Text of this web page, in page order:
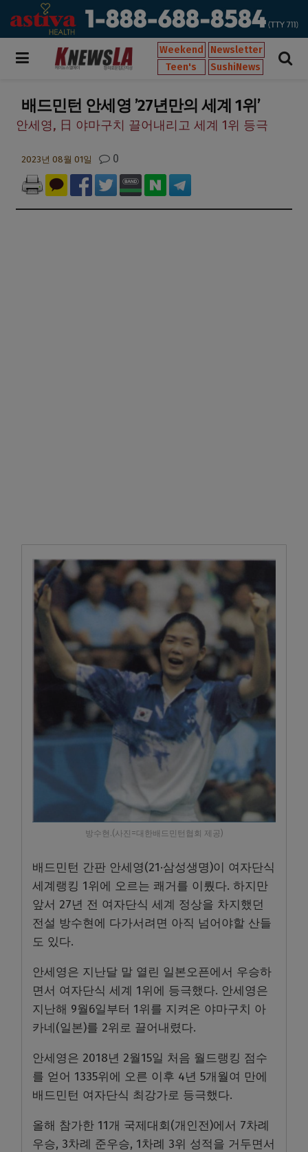
Weekend
Newsletter
Teen's
SushiNews
배드민턴 안세영 ’27년만의 세계 1위’
안세영, 日 야마구치 끌어내리고 세계 1위 등극
2023년 08월 01일 0
방수현.(사진=대한배드민턴협회 제공)
배드민턴 간판 안세영(21·삼성생명)이 여자단식
세계랭킹 1위에 오르는 쾌거를 이뤘다. 하지만
앞서 27년 전 여자단식 세계 정상을 차지했던
전설 방수현에 다가서려면 아직 넘어야할 산들
도 있다.
안세영은 지난달 말 열린 일본오픈에서 우승하
면서 여자단식 세계 1위에 등극했다. 안세영은
지난해 9월6일부터 1위를 지켜온 야마구치 아
카네(일본)를 2위로 끌어내렸다.
안세영은 2018년 2월15일 처음 월드랭킹 점수
를 얻어 1335위에 오른 이후 4년 5개월여 만에
배드민턴 여자단식 최강가로 등극했다.
올해 참가한 11개 국제대회(개인전)에서 7차례
우승, 3차례 준우승, 1차례 3위 성적을 거두면서